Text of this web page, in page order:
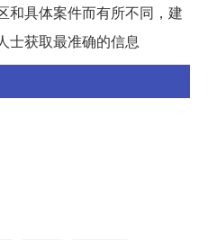
和具体案件而有所不同，建
士获取最准确的信息